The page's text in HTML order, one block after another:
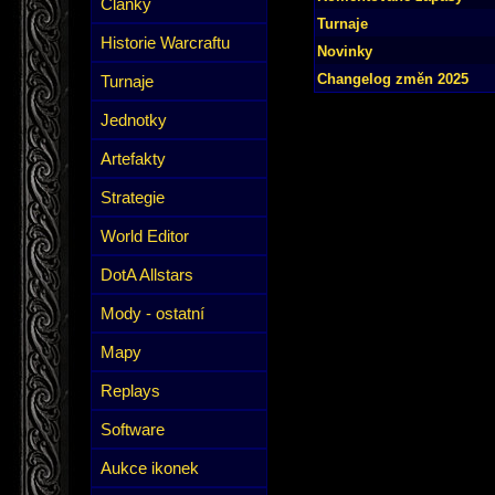
Články
Historie Warcraftu
Turnaje
Jednotky
Artefakty
Strategie
World Editor
DotA Allstars
Mody - ostatní
Mapy
Replays
Software
Aukce ikonek
Turnaje
Novinky
Changelog změn 2025